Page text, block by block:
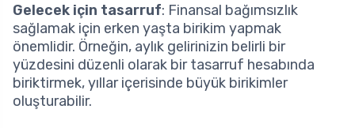
Gelecek için tasarruf: Finansal bağımsızlık
sağlamak için erken yaşta birikim yapmak
önemlidir. Örneğin, aylık gelirinizin belirli bir
yüzdesini düzenli olarak bir tasarruf hesabında
biriktirmek, yıllar içerisinde büyük birikimler
oluşturabilir.